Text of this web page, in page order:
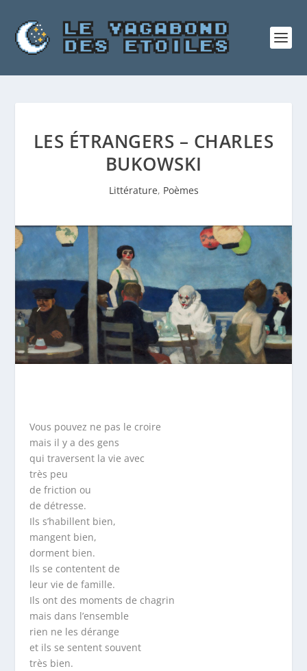
LES ÉTRANGERS – CHARLES
BUKOWSKI
Littérature, Poèmes
Vous pouvez ne pas le croire
mais il y a des gens
qui traversent la vie avec
très peu
de friction ou
de détresse.
Ils s’habillent bien,
mangent bien,
dorment bien.
Ils se contentent de
leur vie de famille.
Ils ont des moments de chagrin
mais dans l’ensemble
rien ne les dérange
et ils se sentent souvent
très bien.